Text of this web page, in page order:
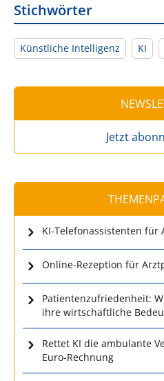
Stichwörter
Künstliche Intelligenz KI
Jetzt
KI-Telefonassistenten für
Online-Rezeption für
Patientenzufriedenheit:
ihre wirtschaftliche
Rettet KI die ambulante
Euro-Rechnung